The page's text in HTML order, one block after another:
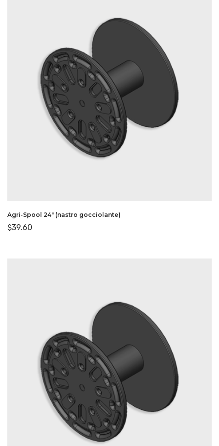
Agri-Spool 24″ (nastro gocciolante)
$39.60